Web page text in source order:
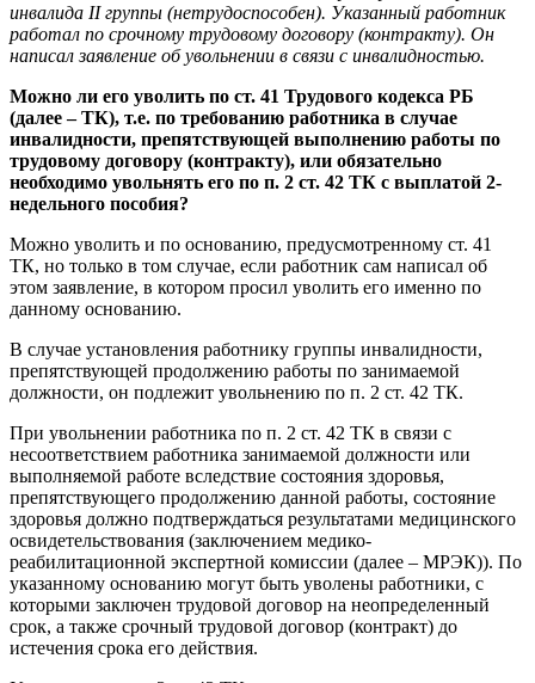
инвалида II группы (нетрудоспособен). Указанный работник
работал по срочному трудовому договору (контракту). Он
написал заявление об увольнении в связи с инвалидностью.
Можно ли его уволить по ст. 41 Трудового кодекса РБ
(далее – ТК), т.е. по требованию работника в случае
инвалидности, препятствующей выполнению работы по
трудовому договору (контракту), или обязательно
необходимо увольнять его по п. 2 ст. 42 ТК с выплатой 2-
недельного пособия?
Можно уволить и по основанию, предусмотренному ст. 41
ТК, но только в том случае, если работник сам написал об
этом заявление, в котором просил уволить его именно по
данному основанию.
В случае установления работнику группы инвалидности,
препятствующей продолжению работы по занимаемой
должности, он подлежит увольнению по п. 2 ст. 42 ТК.
При увольнении работника по п. 2 ст. 42 ТК в связи с
несоответствием работника занимаемой должности или
выполняемой работе вследствие состояния здоровья,
препятствующего продолжению данной работы, состояние
здоровья должно подтверждаться результатами медицинского
освидетельствования (заключением медико-
реабилитационной экспертной комиссии (далее – МРЭК)). По
указанному основанию могут быть уволены работники, с
которыми заключен трудовой договор на неопределенный
срок, а также срочный трудовой договор (контракт) до
истечения срока его действия.